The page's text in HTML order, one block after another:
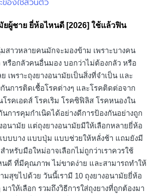
ของใช้ส่วนตัว
ยผู้ชาย ยี่ห้อไหนดี [2026] ใช้แล้วฟิน
สาวหลายคนมักจะมองข้าม เพราะบางคน
หรือกลัวคนอื่นมอง บอกว่าไม่ต้องกลัว หรือ
เพราะถุงยางอนามัยเป็นสิ่งที่จำเป็น และ
นการติดเชื้อโรคต่างๆ และโรคติดต่อจาก
รคเอดส์ โรคเริม โรคซิฟิลิส โรคหนองใน
การคุมกำเนิดได้อย่างดีการป้องกันอย่างถูก
อนามัย แต่ถุงยางอนามัยมีให้เลือกหลายยี่ห้อ
บบาง แบบปุ่ม แบบช่วยให้หลั่งช้า แถมยังมี
ำหรับมือใหม่อาจเลือกไม่ถูกว่าเราควรใช้
ดี ที่มีคุณภาพ ไม่ขาดง่าย และสามารถทำให้
สุขไปด้วย วันนี้เรามี 10 ถุงยางอนามัยยี่ห้อ
าให้เลือก รวมถึงวิธีการใส่ถุงยางที่ถูกต้องมา